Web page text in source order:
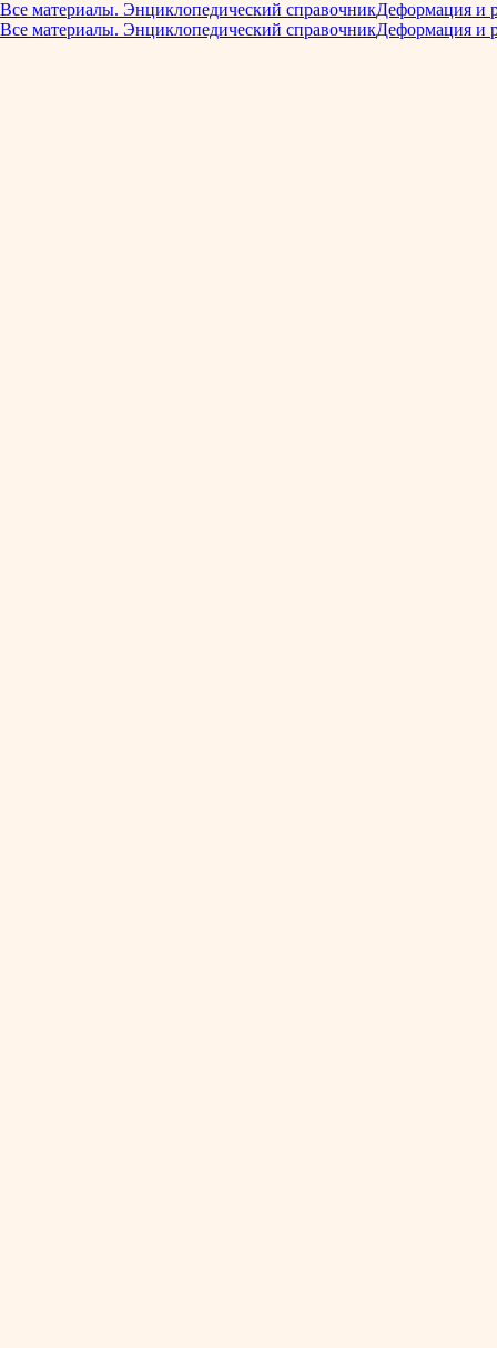
Все материалы. Энциклопедический справочникДеформация и
Все материалы. Энциклопедический справочникДеформация и